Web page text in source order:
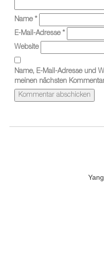
Name *
E-Mail-Adresse *
Website
Name, E-Mail-Adresse und
meinen nächsten